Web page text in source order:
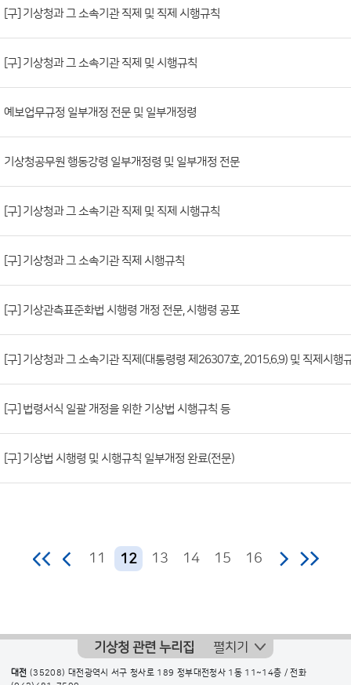
시
판
목
록
호,
등
록
부
첨
일,
등
록
조
[구] 기상청과 그 소속기관 직제 및 직제 시행규칙
[구] 기상청과 그 소속기관 직제 및 시행규칙
예보업무규정 일부개정 전문 및 일부개정령
기상청공무원 행동강령 일부개정령 및 일부개정 전문
[구] 기상청과 그 소속기관 직제 및 직제 시행규칙
[구] 기상청과 그 소속기관 직제 시행규칙
[구] 기상관측표준화법 시행령 개정 전문, 시행령 공포
[구] 기상청과 그 소속기관 직제(대통령령 제26307호, 2015.6.9) 및 직제시행
[구] 법령서식 일괄 개정을 위한 기상법 시행규칙 등
[구] 기상법 시행령 및 시행규칙 일부개정 완료(전문)
11 12 13 14 15 16
기상청 관련 누리집 펼치기
대전 (35208) 대전광역시 서구 청사로 189 정부대전청사 1동 11~14층 / 전화